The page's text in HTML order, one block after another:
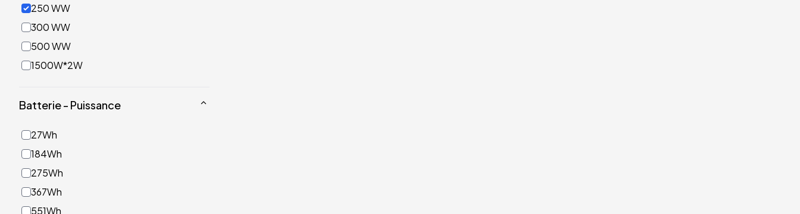
250 WW
300 WW
500 WW
1500W*2W
Batterie - Puissance
27Wh
184Wh
275Wh
367Wh
551Wh